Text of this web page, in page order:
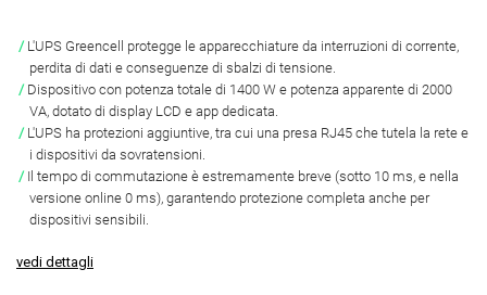
L'UPS Greencell protegge le apparecchiature da interruzioni di corrente,
perdita di dati e conseguenze di sbalzi di tensione.
Dispositivo con potenza totale di 1400 W e potenza apparente di 2000
VA, dotato di display LCD e app dedicata.
L'UPS ha protezioni aggiuntive, tra cui una presa RJ45 che tutela la rete e
i dispositivi da sovratensioni.
Il tempo di commutazione è estremamente breve (sotto 10 ms, e nella
versione online 0 ms), garantendo protezione completa anche per
dispositivi sensibili.
vedi dettagli